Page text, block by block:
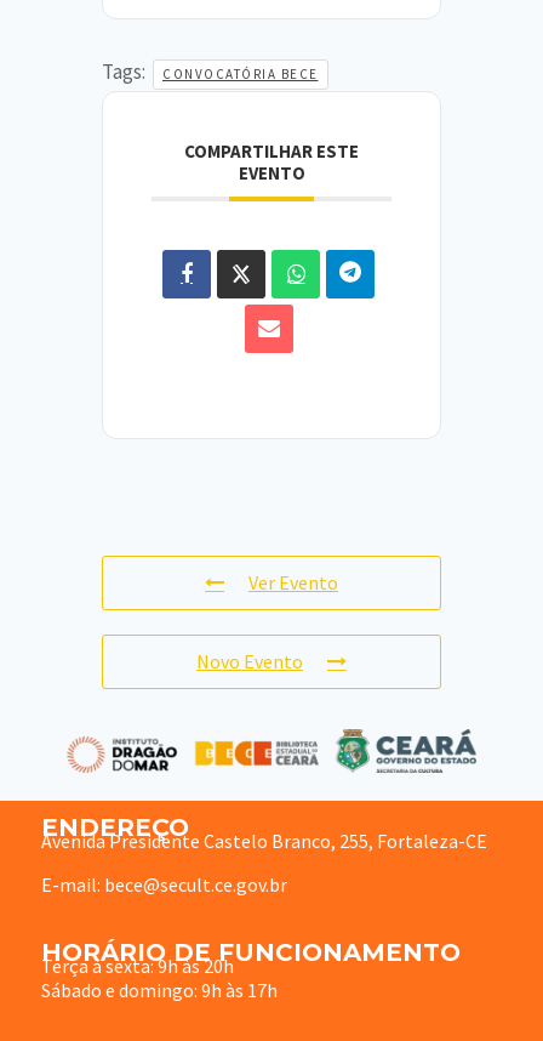
Tags: CONVOCATÓRIA BECE
COMPARTILHAR ESTE
EVENTO
Ver Evento
Novo Evento
ENDEREÇO
Avenida Presidente Castelo Branco, 255, Fortaleza-CE
E-mail: bece@secult.ce.gov.br
HORÁRIO DE FUNCIONAMENTO
Terça à sexta: 9h às 20h
Sábado e domingo: 9h às 17h